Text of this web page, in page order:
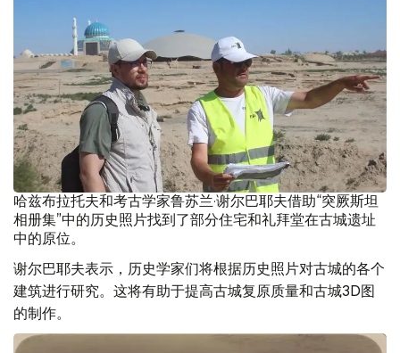
哈兹布拉托夫和考古学家鲁苏兰·谢尔巴耶夫借助“突厥斯坦
相册集”中的历史照片找到了部分住宅和礼拜堂在古城遗址
中的原位。
谢尔巴耶夫表示，历史学家们将根据历史照片对古城的各个
建筑进行研究。这将有助于提高古城复原质量和古城3D图
的制作。